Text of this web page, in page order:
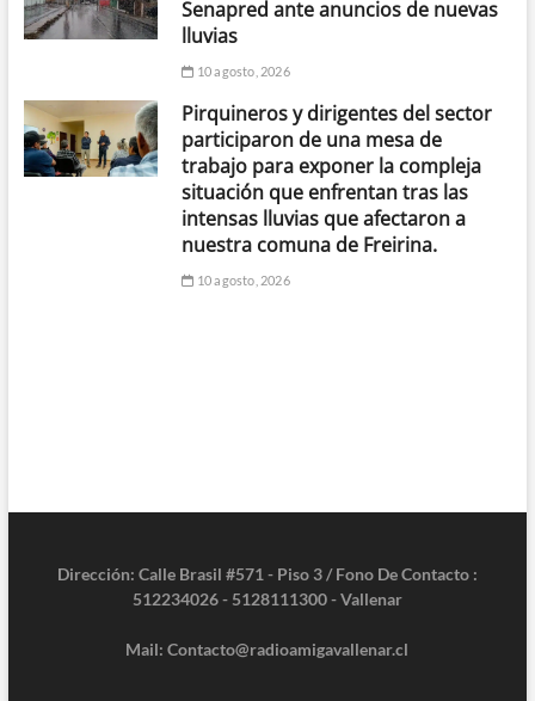
Senapred ante anuncios de nuevas
lluvias
10 agosto, 2026
Pirquineros y dirigentes del sector
participaron de una mesa de
trabajo para exponer la compleja
situación que enfrentan tras las
intensas lluvias que afectaron a
nuestra comuna de Freirina.
10 agosto, 2026
Dirección: Calle Brasil #571 - Piso 3 / Fono De Contacto :
512234026 - 5128111300 - Vallenar
Mail: Contacto@radioamigavallenar.cl